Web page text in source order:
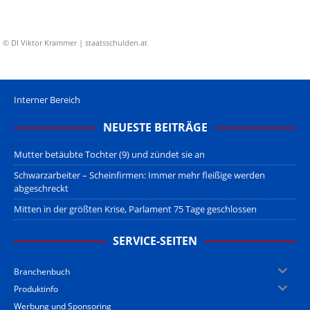
© DI Viktor Krammer | staatsschulden.at
Interner Bereich
NEUESTE BEITRÄGE
Mutter betäubte Tochter (9) und zündet sie an
Schwarzarbeiter – Scheinfirmen: Immer mehr fleißige werden
abgeschreckt
Mitten in der größten Krise, Parlament 75 Tage geschlossen
SERVICE-SEITEN
Branchenbuch
Produktinfo
Werbung und Sponsoring